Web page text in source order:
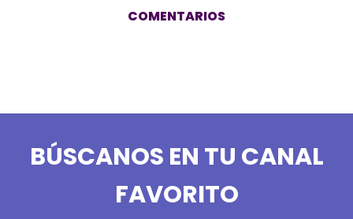
COMENTARIOS
BÚSCANOS EN TU CANAL
FAVORITO